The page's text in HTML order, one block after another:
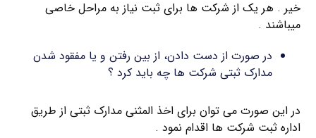
خیر . هر یک از شرکت ها برای ثبت نیاز به مراحل خاصی
میباشند .
در صورت از دست دادن، از بین رفتن و یا مفقود شدن
مدارک ثبتی شرکت ها چه باید کرد ؟
در این صورت می توان برای اخذ المثنی مدارک ثبتی از طریق
اداره ثبت شرکت ها اقدام نمود .